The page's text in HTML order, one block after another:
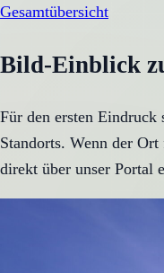
Gesamtübersicht
Bild-Einblick
Für den ersten Eindruck
Standorts. Wenn der
direkt über unser Portal